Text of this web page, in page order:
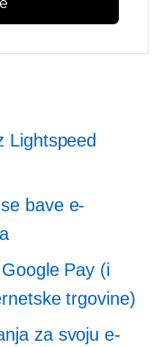
Lightspeed
bave e-
Pay (i
trgovine)
za svoju e-